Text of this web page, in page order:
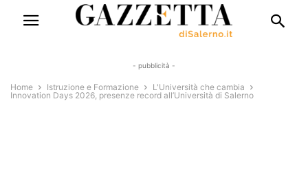
- pubblicità -
Home Istruzione e Formazione
L'Università che cambia
Innovation Days 2026, presenze record all’Università di Salerno